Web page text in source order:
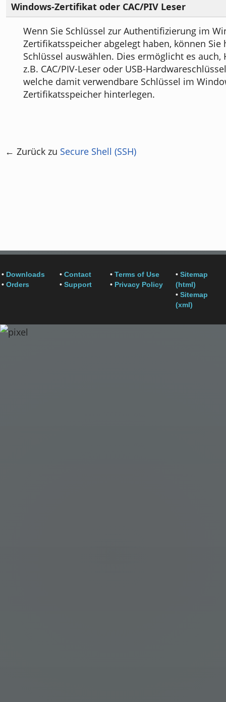
Windows-Zertifikat oder CAC/PIV Leser
Wenn Sie Schlüssel zur Authentifizierung im
Zertifikatsspeicher abgelegt haben, können Sie
Schlüssel auswählen. Dies ermöglicht es auch,
z.B. CAC/PIV-Leser oder USB-
welche damit verwendbare Schlüssel im
Zertifikatsspeicher hinterlegen.
← Zurück zu Secure Shell (SSH)
• Downloads
• Orders
• Contact
• Support
• Terms of Use
• Privacy Policy
• Sitemap
(html)
• Sitemap
(xml)